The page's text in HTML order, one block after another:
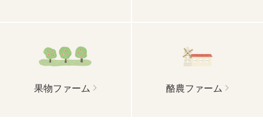
果物ファーム 酪農ファーム